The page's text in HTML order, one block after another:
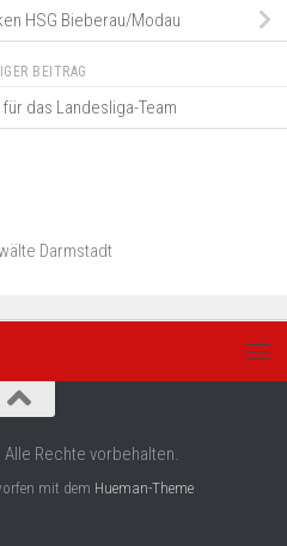
HSG Bieberau/Modau
BEITRAG
das Landesliga-Team
Rechte vorbehalten.
mit dem Hueman-Theme